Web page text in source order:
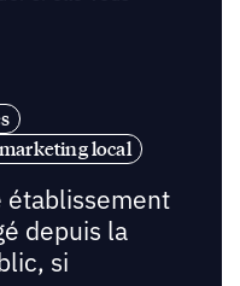
local
établissement
depuis la
si